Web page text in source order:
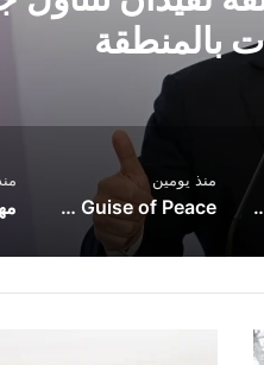
بالمنطقة
جديد عملاق في الزعفرانة
منذ يومين
Necropolitics and the Diplomacy of Death: The Erasure of Gaza Under the Guise of Peace